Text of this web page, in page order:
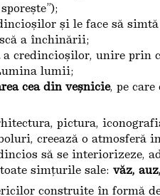
și le face să simtă
a închinării;
a credincioșilor, unire prin
lumii;
cea din veșnicie, pe
pictura,
creează o atmosferă
să se interiorizeze,
simțurile sale: văz,
construite în formă